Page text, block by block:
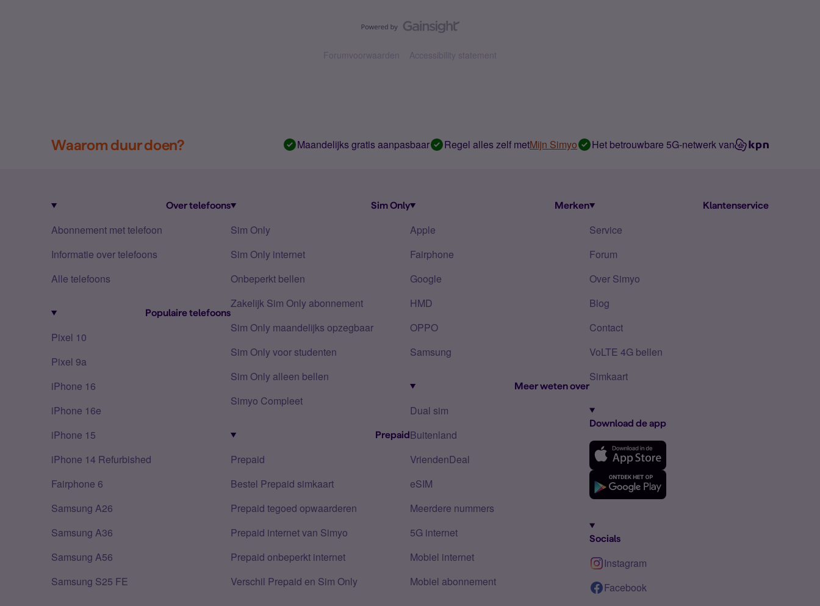
Forumvoorwaarden Accessibility statement
Waarom duur doen? Maandelijks gratis aanpasbaar Regel alles zelf metMijn Simyo Het betrouwbare 5G-netwerk van
Over telefoons
Abonnement met telefoon
Informatie over telefoons
Alle telefoons
Populaire telefoons
Pixel 10
Pixel 9a
iPhone 16
iPhone 16e
iPhone 15
iPhone 14 Refurbished
Fairphone 6
Samsung A26
Samsung A36
Samsung A56
Samsung S25 FE
Sim Only
Sim Only
Sim Only internet
Onbeperkt bellen
Zakelijk Sim Only abonnement
Sim Only maandelijks opzegbaar
Sim Only voor studenten
Sim Only alleen bellen
Simyo Compleet
Prepaid
Prepaid
Bestel Prepaid simkaart
Prepaid tegoed opwaarderen
Prepaid internet van Simyo
Prepaid onbeperkt internet
Verschil Prepaid en Sim Only
Merken
Apple
Fairphone
Google
HMD
OPPO
Samsung
Meer weten over
Dual sim
Buitenland
VriendenDeal
eSIM
Meerdere nummers
5G internet
Mobiel internet
Mobiel abonnement
Klantenservice
Service
Forum
Over Simyo
Blog
Contact
VoLTE 4G bellen
Simkaart
Download de app
Socials
Instagram
Facebook